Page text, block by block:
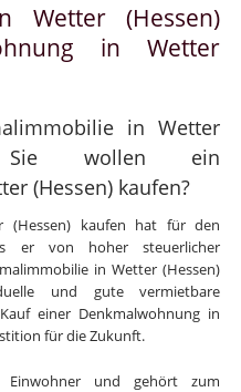
Wetter (Hessen)
in Wetter
in Wetter
Sie wollen ein
(Hessen) kaufen?
(Hessen) kaufen hat für den
er von hoher steuerlicher
in Wetter (Hessen)
und gute vermietbare
einer Denkmalwohnung in
für die Zukunft.
und gehört zum